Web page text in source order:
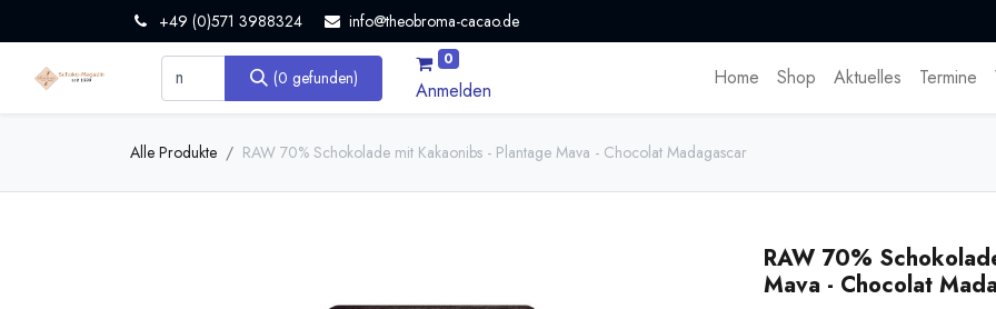
+49 (0)571 3988324 info@theobroma-cacao.de
(0 gefunden)
0
Anmelden
Home Shop Aktuelles Termine
Alle Produkte RAW 70% Schokolade mit Kakaonibs - Plantage Mava - Chocolat Madagascar
RAW 70%
Mava - Chocolat